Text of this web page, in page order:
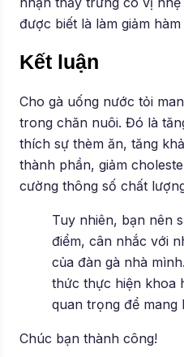
được biết là làm giảm
Kết luận
Cho gà uống nước tỏi
trong chăn nuôi. Đó là
thích sự thèm ăn, tăng
thành phần, giảm
cường thông số chất
Tuy nhiên, bạn nên
điểm, cân nhắc với
của đàn gà nhà
thức thực hiện khoa
quan trọng để mang
Chúc bạn thành công!